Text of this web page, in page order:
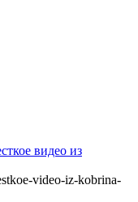
видео из
video-iz-kobrina-